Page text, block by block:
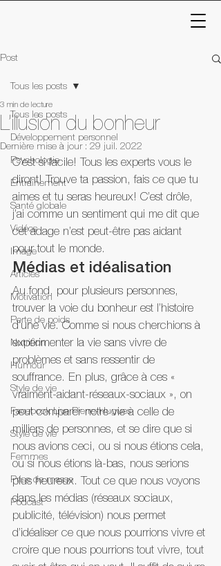
Post
Tous les posts
Développement personnel
Psychologie
Entraînement
Santé globale
Vidéos
Image
Articles
Motivation
Perte de poids
Nutrition
Humour
Style de vie
Facebook Live Pierre-Hugues
Style de vie
Femmes
Prise de masse
Podcast
Tous les posts
L’illusion du bonheur
3 min de lecture
Dernière mise à jour : 29 juil. 2022
C’est si facile! Tous les experts vous le
diront! Trouve ta passion, fais ce que tu
aimes et tu seras heureux! C’est drôle,
j’ai comme un sentiment qui me dit que
cet adage n’est peut-être pas aidant
pour tout le monde.
Médias et idéalisation
Au fond, pour plusieurs personnes,
trouver la voie du bonheur est l’histoire
d’une vie. Comme si nous cherchions à
expérimenter la vie sans vivre de
problèmes et sans ressentir de
souffrance. En plus, grâce à ces «
vraiment-aidant-réseaux-sociaux », on
peut comparer notre vie à celle de
milliers de personnes, et se dire que si
nous avions ceci, ou si nous étions cela,
ou si nous étions là-bas, nous serions
plus heureux. Tout ce que nous voyons
dans les médias (réseaux sociaux,
publicité, télévision) nous permet
d’idéaliser ce que nous pourrions vivre et
croire que nous pourrions tout vivre, tout